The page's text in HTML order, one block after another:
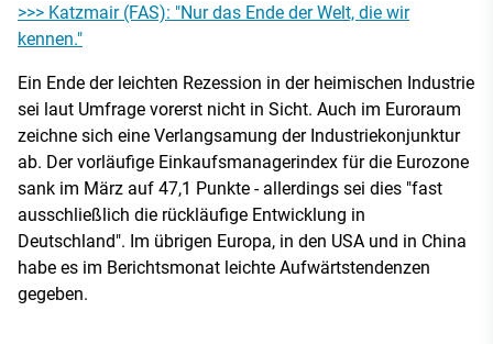
>>> Katzmair (FAS): "Nur das Ende der Welt, die wir
kennen."
Ein Ende der leichten Rezession in der heimischen Industrie
sei laut Umfrage vorerst nicht in Sicht. Auch im Euroraum
zeichne sich eine Verlangsamung der Industriekonjunktur
ab. Der vorläufige Einkaufsmanagerindex für die Eurozone
sank im März auf 47,1 Punkte - allerdings sei dies "fast
ausschließlich die rückläufige Entwicklung in
Deutschland". Im übrigen Europa, in den USA und in China
habe es im Berichtsmonat leichte Aufwärtstendenzen
gegeben.